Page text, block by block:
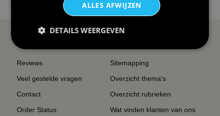
Reviews
Veel gestelde vragen
Contact
Order Status
Sitemapping
Overzicht thema's
Overzicht rubrieken
Wat vinden klanten van ons
ALLES AFWIJZEN
DETAILS WEERGEVEN